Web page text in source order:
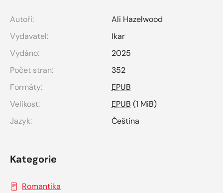
Autoři:
Ali Hazelwood
Vydavatel:
Ikar
Vydáno:
2025
Počet stran:
352
Formáty:
EPUB
Velikost:
EPUB (1 MiB)
Jazyk:
Čeština
Kategorie
Romantika